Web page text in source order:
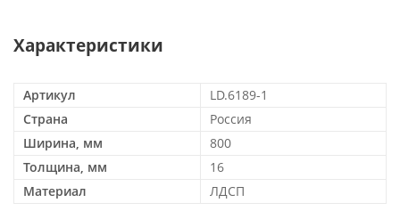
Характеристики
Артикул
LD.6189-1
Страна
Россия
Ширина, мм
800
Толщина, мм
16
Материал
ЛДСП